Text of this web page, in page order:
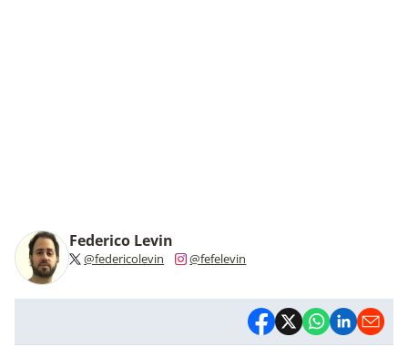
Federico Levin
@federicolevin @fefelevin